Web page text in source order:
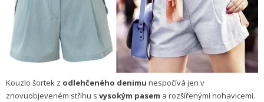
Kouzlo šortek z odlehčeného denimu nespočívá jen v
znovuobjeveném střihu s vysokým pasem a rozšířenými nohavicemi.